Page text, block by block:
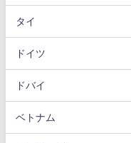
タイ
ドイツ
ドバイ
ベトナム